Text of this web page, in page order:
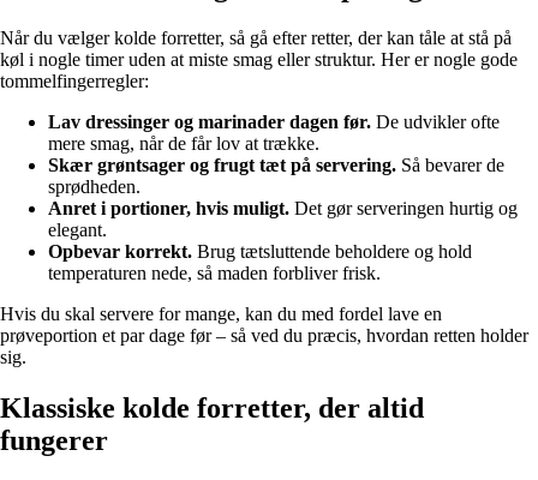
Når du vælger kolde forretter, så gå efter retter, der kan tåle at stå på
køl i nogle timer uden at miste smag eller struktur. Her er nogle gode
tommelfingerregler:
Lav dressinger og marinader dagen før. De udvikler ofte
mere smag, når de får lov at trække.
Skær grøntsager og frugt tæt på servering. Så bevarer de
sprødheden.
Anret i portioner, hvis muligt. Det gør serveringen hurtig og
elegant.
Opbevar korrekt. Brug tætsluttende beholdere og hold
temperaturen nede, så maden forbliver frisk.
Hvis du skal servere for mange, kan du med fordel lave en
prøveportion et par dage før – så ved du præcis, hvordan retten holder
sig.
Klassiske kolde forretter, der altid
fungerer